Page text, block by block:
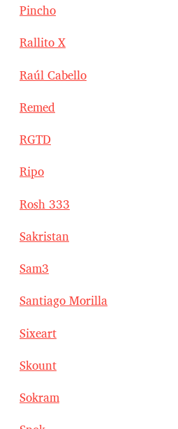
Pincho
Rallito X
Raúl Cabello
Remed
RGTD
Ripo
Rosh 333
Sakristan
Sam3
Santiago Morilla
Sixeart
Skount
Sokram